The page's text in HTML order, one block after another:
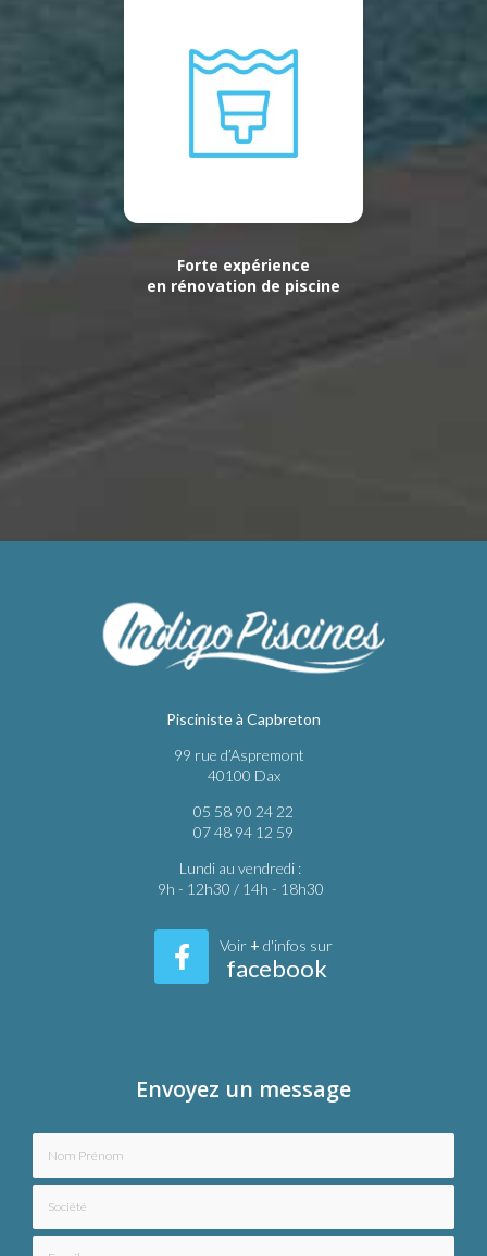
Forte expérience
en rénovation de piscine
Pisciniste à Capbreton
99 rue d’Aspremont
40100 Dax
05 58 90 24 22
07 48 94 12 59
Lundi au vendredi :
9h - 12h30 / 14h - 18h30
Voir + d'infos sur
facebook
Envoyez un message